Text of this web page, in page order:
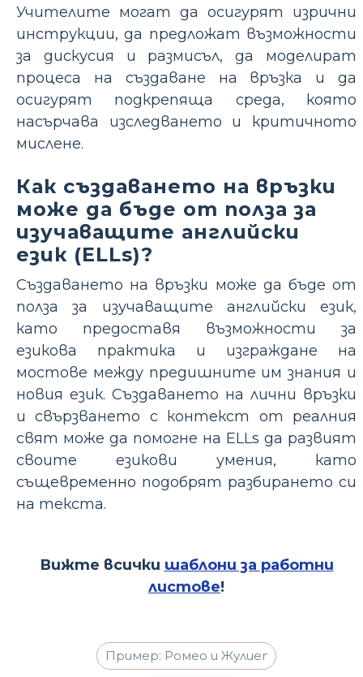
Учителите могат да осигурят изрични
инструкции, да предложат възможности
за дискусия и размисъл, да моделират
процеса на създаване на връзка и да
осигурят подкрепяща среда, която
насърчава изследването и критичното
мислене.
Как създаването на връзки
може да бъде от полза за
изучаващите английски
език (ELLs)?
Създаването на връзки може да бъде от
полза за изучаващите английски език,
като предоставя възможности за
езикова практика и изграждане на
мостове между предишните им знания и
новия език. Създаването на лични връзки
и свързването с контекст от реалния
свят може да помогне на ELLs да развият
своите езикови умения, като
същевременно подобрят разбирането си
на текста.
Вижте всички шаблони за работни
листове!